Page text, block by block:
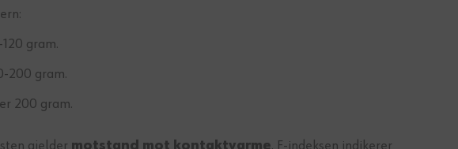
gram.
200 gram.
200 gram.
gjelder motstand mot kontaktvarme. F-indeksen indikerer